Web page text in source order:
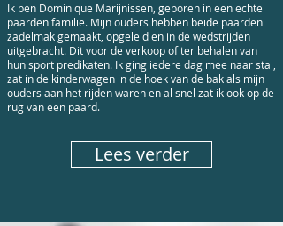
Ik ben Dominique Marijnissen, geboren in een echte
paarden familie. Mijn ouders hebben beide paarden
zadelmak gemaakt, opgeleid en in de wedstrijden
uitgebracht. Dit voor de verkoop of ter behalen van
hun sport predikaten. Ik ging iedere dag mee naar stal,
zat in de kinderwagen in de hoek van de bak als mijn
ouders aan het rijden waren en al snel zat ik ook op de
rug van een paard.
Lees verder